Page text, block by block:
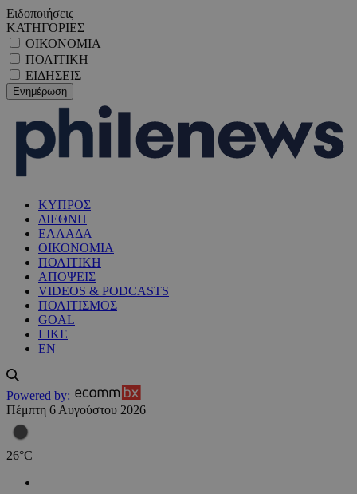
Ειδοποιήσεις
ΚΑΤΗΓΟΡΙΕΣ
ΟΙΚΟΝΟΜΙΑ
ΠΟΛΙΤΙΚΗ
ΕΙΔΗΣΕΙΣ
ΚΥΠΡΟΣ
ΔΙΕΘΝΗ
ΕΛΛΑΔΑ
ΟΙΚΟΝΟΜΙΑ
ΠΟΛΙΤΙΚΗ
ΑΠΟΨΕΙΣ
VIDEOS & PODCASTS
ΠΟΛΙΤΙΣΜΟΣ
GOAL
LIKE
EN
Powered by:
Πέμπτη 6 Αυγούστου 2026
26°C